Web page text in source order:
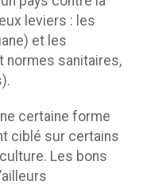
leviers : les
et les
normes sanitaires,
certaine forme
ciblé sur certains
Les bons